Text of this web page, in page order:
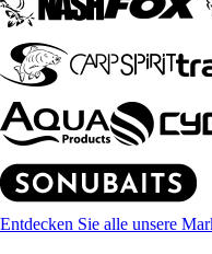
Entdecken Sie alle unsere